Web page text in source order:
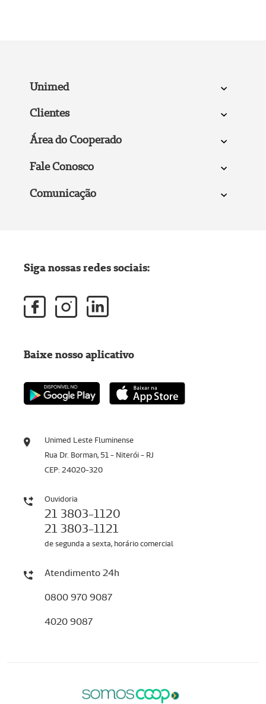
Unimed
Clientes
Área do Cooperado
Fale Conosco
Comunicação
Unimed Leste Fluminense
Rua Dr. Borman, 51 - Niterói - RJ
CEP: 24020-320
Ouvidoria
21 3803-1120
21 3803-1121
de segunda a sexta, horário comercial
Atendimento 24h
0800 970 9087
4020 9087
Siga nossas redes sociais:
Baixe nosso aplicativo